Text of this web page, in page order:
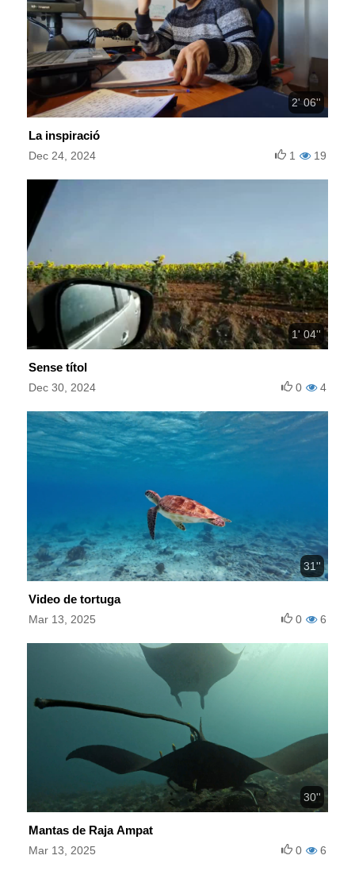
2' 06''
La inspiració
Dec 24, 2024 19
1
1' 04''
Sense títol
Dec 30, 2024 4
0
31''
Video de tortuga
Mar 13, 2025 6
0
30''
Mantas de Raja Ampat
Mar 13, 2025 6
0